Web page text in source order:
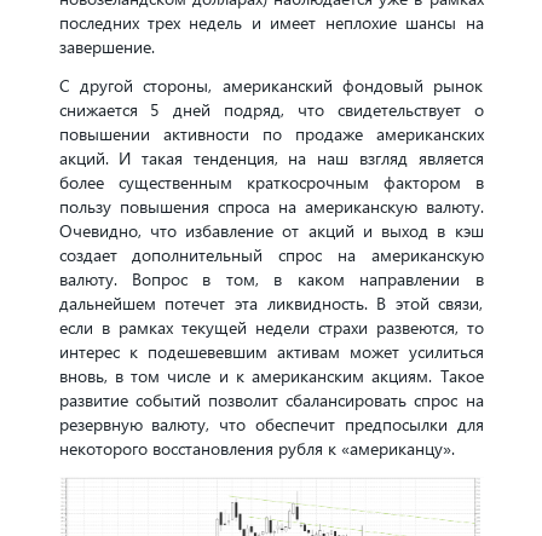
последних трех недель и имеет неплохие шансы на
завершение.
С другой стороны, американский фондовый рынок
снижается 5 дней подряд, что свидетельствует о
повышении активности по продаже американских
акций. И такая тенденция, на наш взгляд является
более существенным краткосрочным фактором в
пользу повышения спроса на американскую валюту.
Очевидно, что избавление от акций и выход в кэш
создает дополнительный спрос на американскую
валюту. Вопрос в том, в каком направлении в
дальнейшем потечет эта ликвидность. В этой связи,
если в рамках текущей недели страхи развеются, то
интерес к подешевевшим активам может усилиться
вновь, в том числе и к американским акциям. Такое
развитие событий позволит сбалансировать спрос на
резервную валюту, что обеспечит предпосылки для
некоторого восстановления рубля к «американцу».